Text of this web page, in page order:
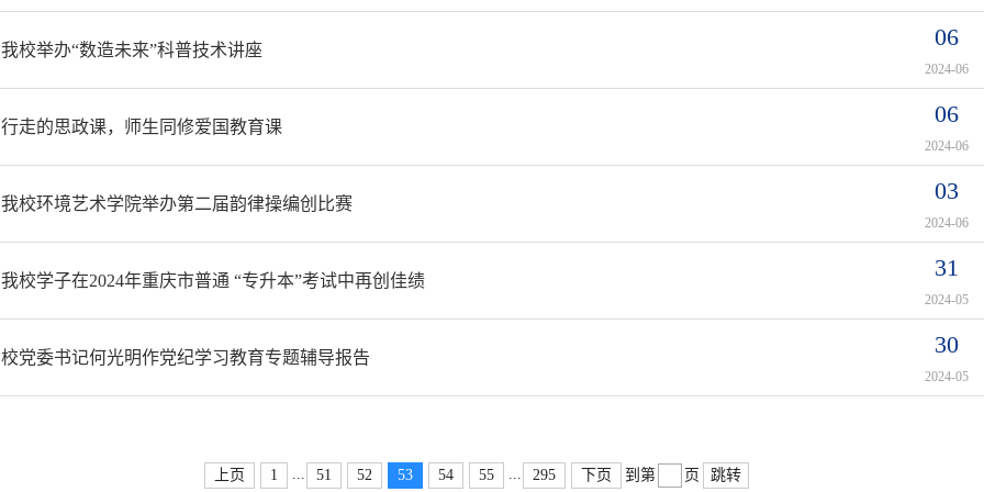
我校举办“数造未来”科普技术讲座 06
2024-06
行走的思政课，师生同修爱国教育课 06
2024-06
我校环境艺术学院举办第二届韵律操编创比赛 03
2024-06
我校学子在2024年重庆市普通 “专升本”考试中再创佳绩 31
2024-05
校党委书记何光明作党纪学习教育专题辅导报告 30
2024-05
上页 1 51 52 53 54 55 295 下页 到第 页 跳转